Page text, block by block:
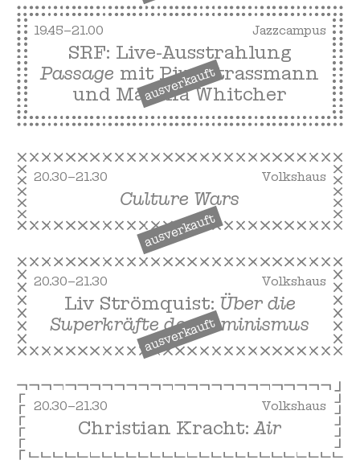
19.45–21.00 Jazzcampus
ausverkauft
SRF: Live-Ausstrahlung
Passage mit Pius Strassmann
und Marena Whitcher
20.30–21.30 Volkshaus
ausverkauft
Culture Wars
20.30–21.30 Volkshaus
ausverkauft
Liv Strömquist: Über die
Superkräfte des Feminismus
20.30–21.30 Volkshaus
Christian Kracht:Air